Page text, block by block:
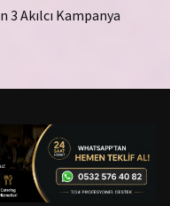
Akılcı Kampanya